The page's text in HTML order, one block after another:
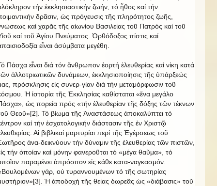
τήν ἐκκλησιαστικήν ζωήν, τό ἦθος καί τήν
δρᾶσιν, ὡς πρόγευσις τῆς πληρότητος ζωῆς,
καί χαρᾶς τῆς αἰωνίου Βασιλείας τοῦ Πατρός καί τοῦ
καί τοῦ Ἁγίου Πνεύματος. Ὀρθόδοξος πίστις καί
εἶναι ἀσύμβατα μεγέθη.
Πάσχα εἶναι διά τόν ἄνθρωπον ἑορτή ἐλευθερίας καί νίκη κατά
ἀλλοτριωτικῶν δυνάμεων, ἐκκλησιοποίησις τῆς ὑπάρξεώς
πρόσκλησις εἰς συνερ-γίαν διά τήν μεταμόρφωσιν τοῦ
Ἡ ἱστορία τῆς Ἐκκλησίας καθίσταται «ἕνα μεγάλο
ὡς πορεία πρός «τήν ἐλευθερίαν τῆς δόξης τῶν τέκνων
Θεοῦ»[2]. Τό βίωμα τῆς Ἀναστάσεως ἀποκαλύπτει τό
καί τήν ἐσχατολογικήν διάστασιν τῆς ἐν Χριστῷ
Αἱ βιβλικαί μαρτυρίαι περί τῆς Ἐγέρσεως τοῦ
ἀνα-δεικνύουν τήν δύναμιν τῆς ἐλευθερίας τῶν πιστῶν,
τήν ὁποίαν καί μόνην φανεροῦται τό «μέγα θαῦμα», τό
παραμένει ἀπρόσιτον εἰς κάθε κατα-ναγκασμόν.
γάρ, οὐ τυραννουμένων τό τῆς σωτηρίας
Ἡ ἀποδοχή τῆς θείας δωρεᾶς ὡς «διάβασις» τοῦ